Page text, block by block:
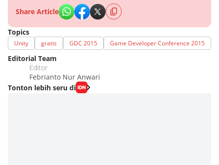
Share Article
Topics
Unity gratis GDC 2015 Game Developer Conference 2015
Editorial Team
Editor
Febrianto Nur Anwari
Tonton lebih seru di